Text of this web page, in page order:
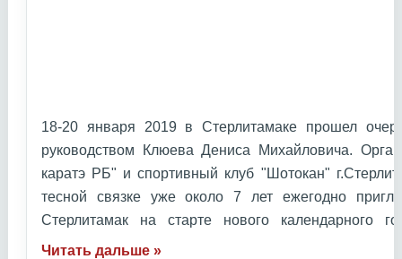
18-20 января 2019 в Стерлитамаке прошел
руководством Клюева Дениса Михайловича.
каратэ РБ" и спортивный клуб "Шотокан"
тесной связке уже около 7 лет ежегодно
Стерлитамак на старте нового
Читать дальше »